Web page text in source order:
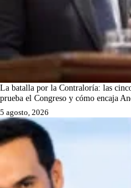
La batalla por la Contraloría: las
prueba el Congreso y cómo encaja
5 agosto, 2026